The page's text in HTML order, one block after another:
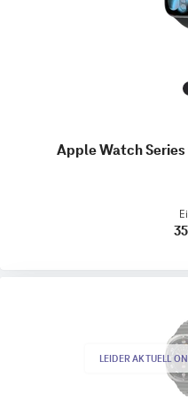
Apple Watch Series
LEIDER AKTUELL